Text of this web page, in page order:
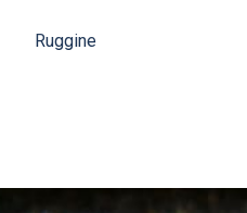
Ruggine